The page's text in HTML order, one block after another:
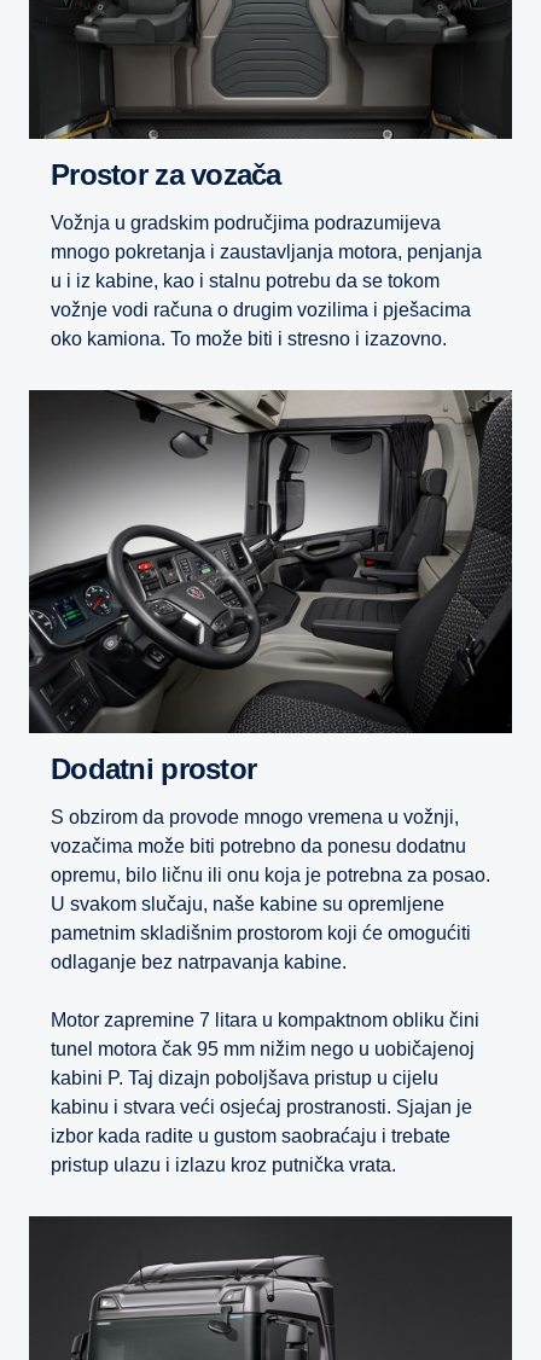
Prostor za vozača
Vožnja u gradskim područjima podrazumijeva
mnogo pokretanja i zaustavljanja motora, penjanja
u i iz kabine, kao i stalnu potrebu da se tokom
vožnje vodi računa o drugim vozilima i pješacima
oko kamiona. To može biti i stresno i izazovno.
Dodatni prostor
S obzirom da provode mnogo vremena u vožnji,
vozačima može biti potrebno da ponesu dodatnu
opremu, bilo ličnu ili onu koja je potrebna za posao.
U svakom slučaju, naše kabine su opremljene
pametnim skladišnim prostorom koji će omogućiti
odlaganje bez natrpavanja kabine.
Motor zapremine 7 litara u kompaktnom obliku čini
tunel motora čak 95 mm nižim nego u uobičajenoj
kabini P. Taj dizajn poboljšava pristup u cijelu
kabinu i stvara veći osjećaj prostranosti. Sjajan je
izbor kada radite u gustom saobraćaju i trebate
pristup ulazu i izlazu kroz putnička vrata.